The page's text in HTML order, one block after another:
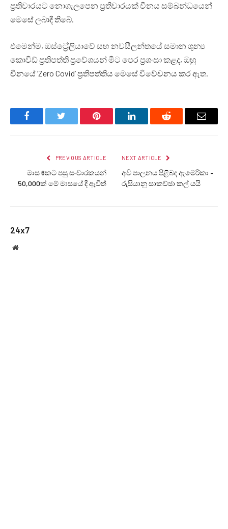
ප්‍රතිචාරයට නොගැලපෙන ප්‍රතිචාරයක් චීනය සම්බන්ධයෙන්
මෙසේ ලබාදී තිබේ.
එමෙන්ම, ඔස්ට්‍රේලියාවේ සහ නවසීලන්තයේ සමාන ශුන්‍ය
කොවිඩ් ප්‍රතිපත්ති ප්‍රවේශයන් මීට පෙර ප්‍රශංසා කළද, ඔහු
චීනයේ ‘Zero Covid’ ප්‍රතිපත්තිය මෙසේ විවේචනය කර ඇත.
FacebookTwitter Pinterest LinkedInReddit Email
PREVIOUS ARTICLE
මාස 6කට පසු සංචාරකයන්
50,000ක් මේ මාසයේ දී ඇවිත්
NEXT ARTICLE
අවි පාලනය පිළිබඳ ඇමෙරිකා –
රුසියානු සාකච්ඡා කල් යයි
24x7
Website